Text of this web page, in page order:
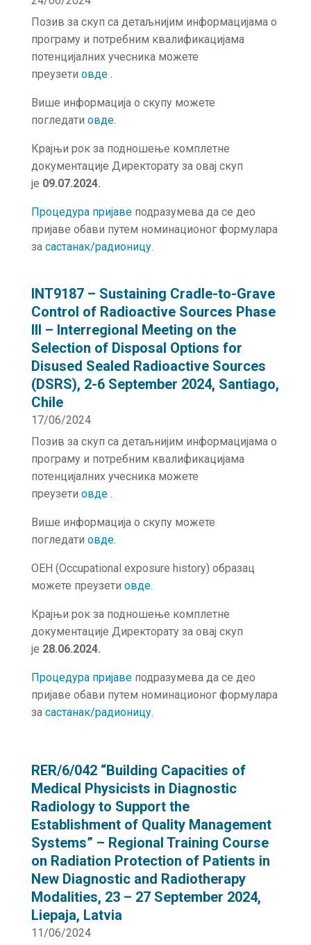
Позив за скуп са детаљнијим информацијама о
програму и потребним квалификацијама
потенцијалних учесника можете
преузети овде .
Више информација о скупу можете
погледати овде.
Крајњи рок за подношење комплетне
документације Директорату за овај скуп
је 09.07.2024.
Процедура пријавеподразумева да се део
пријаве обави путем номинационог формулара
за састанак/радионицу.
INT9187 – Sustaining Cradle-to-Grave
Control of Radioactive Sources Phase
III – Interregional Meeting on the
Selection of Disposal Options for
Disused Sealed Radioactive Sources
(DSRS), 2-6 September 2024, Santiago,
Chile
17/06/2024
Позив за скуп са детаљнијим информацијама о
програму и потребним квалификацијама
потенцијалних учесника можете
преузети овде .
Више информација о скупу можете
погледати овде.
OEH (Occupational exposure history) образац
можете преузети овде.
Крајњи рок за подношење комплетне
документације Директорату за овај скуп
је 28.06.2024.
Процедура пријавеподразумева да се део
пријаве обави путем номинационог формулара
за састанак/радионицу.
RER/6/042 “Building Capacities of
Medical Physicists in Diagnostic
Radiology to Support the
Establishment of Quality Management
Systems” – Regional Training Course
on Radiation Protection of Patients in
New Diagnostic and Radiotherapy
Modalities, 23 – 27 September 2024,
Liepaja, Latvia
11/06/2024